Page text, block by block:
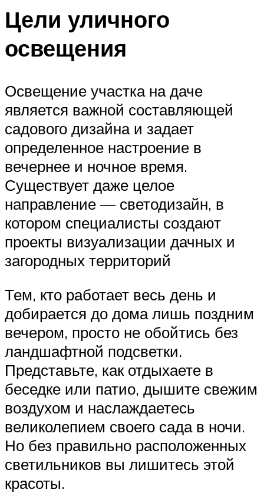
Цели уличного
освещения
Освещение участка на даче
является важной составляющей
садового дизайна и задает
определенное настроение в
вечернее и ночное время.
Существует даже целое
направление — светодизайн, в
котором специалисты создают
проекты визуализации дачных и
загородных территорий
Тем, кто работает весь день и
добирается до дома лишь поздним
вечером, просто не обойтись без
ландшафтной подсветки.
Представьте, как отдыхаете в
беседке или патио, дышите свежим
воздухом и наслаждаетесь
великолепием своего сада в ночи.
Но без правильно расположенных
светильников вы лишитесь этой
красоты.